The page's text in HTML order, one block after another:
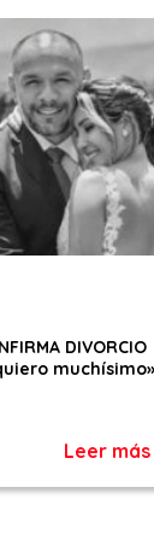
DIVORCIO
muchísimo»
Leer más